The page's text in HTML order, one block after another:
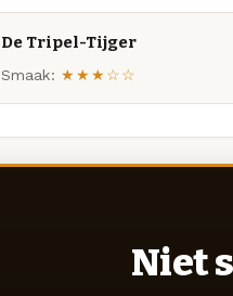
De Tripel-Tijger
Smaak: ★★★☆☆
Niet